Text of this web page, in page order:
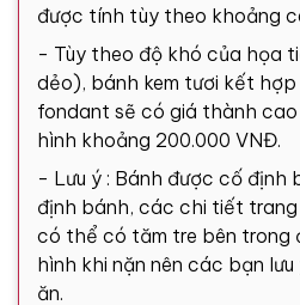
được tính tùy theo khoảng
- Tùy theo độ khó của họa
dẻo), bánh kem tươi kết
fondant sẽ có giá thành
hình khoảng 200.000 VNĐ.
- Lưu ý : Bánh được cố định
định bánh, các chi tiết
có thể có tăm tre bên trong
hình khi nặn nên các bạn
ăn.